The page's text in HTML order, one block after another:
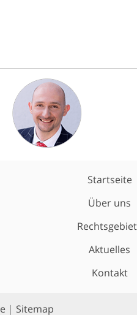
Startseite
Über uns
Aktuelles
Kontakt
| Sitemap